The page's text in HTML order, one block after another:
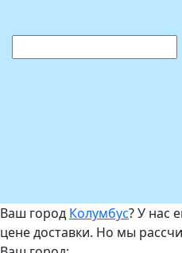
Ваш город Колумбус? У нас
цене доставки. Но мы